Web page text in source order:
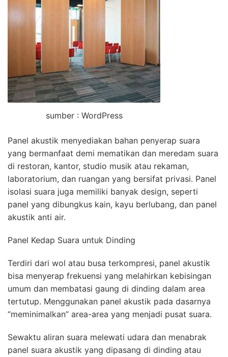
sumber : WordPress
Panel akustik menyediakan bahan penyerap suara
yang bermanfaat demi mematikan dan meredam suara
di restoran, kantor, studio musik atau rekaman,
laboratorium, dan ruangan yang bersifat privasi. Panel
isolasi suara juga memiliki banyak design, seperti
panel yang dibungkus kain, kayu berlubang, dan panel
akustik anti air.
Panel Kedap Suara untuk Dinding
Terdiri dari wol atau busa terkompresi, panel akustik
bisa menyerap frekuensi yang melahirkan kebisingan
umum dan membatasi gaung di dinding dalam area
tertutup. Menggunakan panel akustik pada dasarnya
“meminimalkan” area-area yang menjadi pusat suara.
Sewaktu aliran suara melewati udara dan menabrak
panel suara akustik yang dipasang di dinding atau